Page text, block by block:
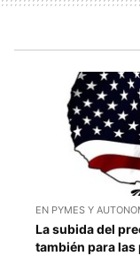
EN PYMES Y
La subida del
también para